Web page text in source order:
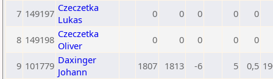
7 149197 Czeczetka
Lukas
0 0 0 0 0
8 149198 Czeczetka
Oliver
0 0 0 0 0
9 101779 Daxinger
Johann
1807 1813 -6 5 0,5